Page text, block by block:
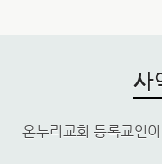
사
온누리교회 등록교인